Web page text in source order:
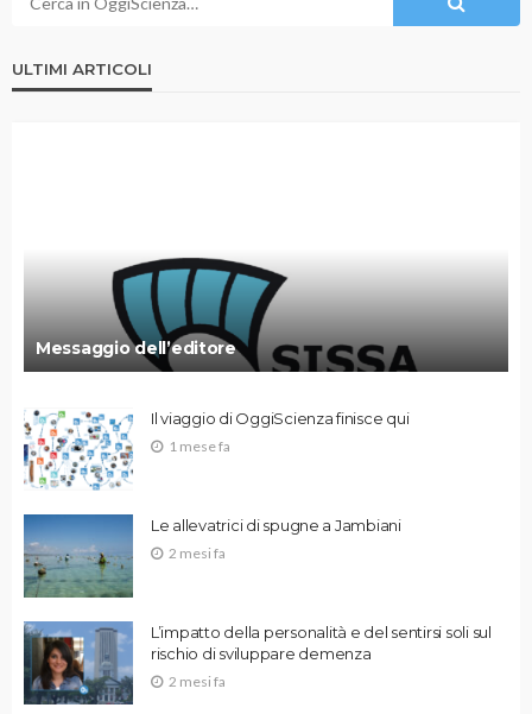
ULTIMI ARTICOLI
Messaggio dell’editore
Il viaggio di OggiScienza finisce qui
1 mese fa
Le allevatrici di spugne a Jambiani
2 mesi fa
L’impatto della personalità e del sentirsi soli sul
rischio di sviluppare demenza
2 mesi fa